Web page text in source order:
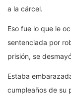
a la cárcel.
Eso fue lo que le
sentenciada por
prisión, se
Estaba
cumpleaños de su